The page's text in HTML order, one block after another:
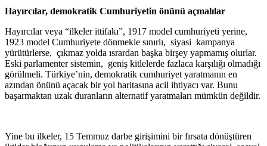
Hayırcılar, demokratik Cumhuriyetin önünü açmalılar
Hayırcılar veya “ilkeler ittifakı”, 1917 model cumhuriyeti yerine,
1923 model Cumhuriyete dönmekle sınırlı, siyasi kampanya
yürütürlerse, çıkmaz yolda ısrardan başka birşey yapmamış olurlar.
Eski parlamenter sistemin, geniş kitlelerde fazlaca karşılığı olmadığı
görülmeli. Türkiye’nin, demokratik cumhuriyet yaratmanın en
azından önünü açacak bir yol haritasına acil ihtiyacı var. Bunu
başarmaktan uzak duranların alternatif yaratmaları mümkün değildir.
Yine bu ilkeler, 15 Temmuz darbe girişimini bir fırsata dönüştüren